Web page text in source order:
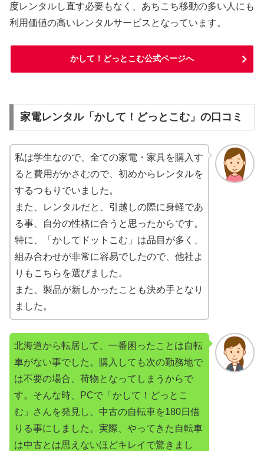
度レンタルし直す必要もなく、あちこち移動の多い人にも
利用価値の高いレンタルサービスとなっています。
かして！どっとこむ公式ページへ
家電レンタル「かして！どっとこむ」の口コミ
私は学生なので、全ての家電・家具を購入す
ると費用がかさむので、初めからレンタルを
するつもりでいました。
また、レンタルだと、引越しの際に身軽であ
る事、自分の性格に合うと思ったからです。
特に、「かしてドットこむ」は品目が多く、
組み合わせが非常に容易でしたので、他社よ
りもこちらを選びました。
また、製品が新しかったことも決め手となり
ました。
北海道から転居して、一番困ったことは自転
車がない事でした。購入しても次の勤務地で
は不要の場合、荷物となってしまうからで
す。そんな時、PCで「かして！どっとこ
む」さんを発見し、中古の自転車を180日借
りる事にしました。実際、やってきた自転車
は中古とは思えないほどキレイで驚きまし